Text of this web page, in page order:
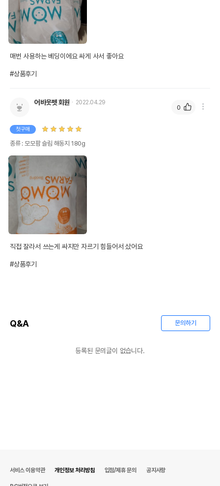
매번 사용하는 베딩이에요 싸게 사서 좋아요
#상품후기
어바웃펫 회원 2022.04.29
첫구매
종류 : 모모팜 슬림 해동지 180g
직접 잘라서 쓰는게 싸지만 자르기 힘들어서 샀어요
#상품후기
0
Q&A 문의하기
등록된 문의글이 없습니다.
서비스 이용약관 개인정보 처리방침 입점/제휴 문의 공지사항